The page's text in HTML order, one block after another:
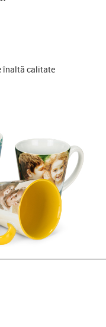
înaltă calitate